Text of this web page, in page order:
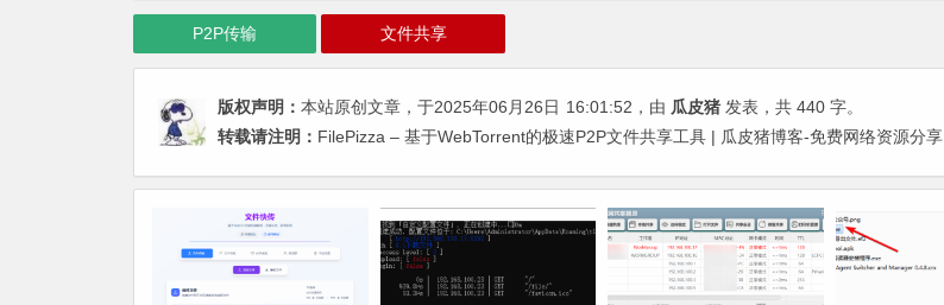
P2P传输 文件共享
版权声明： 本站原创文章，于2025年06月26日 16:01:52 ，由 瓜皮猪 发表，共 440 字。
转载请注明： FilePizza – 基于WebTorrent的极速P2P文件共享工具 | 瓜皮猪博客-免费网络资源分享